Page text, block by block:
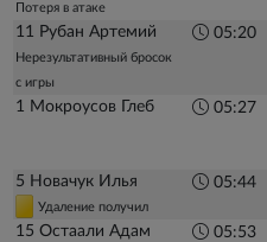
Потеря в атаке
11 Рубан Артемий
Нерезультативный бросок
с игры
05:20
1 Мокроусов Глеб 05:27
5 Новачук Илья
Удаление получил
05:44
15 Остаали Адам 05:53